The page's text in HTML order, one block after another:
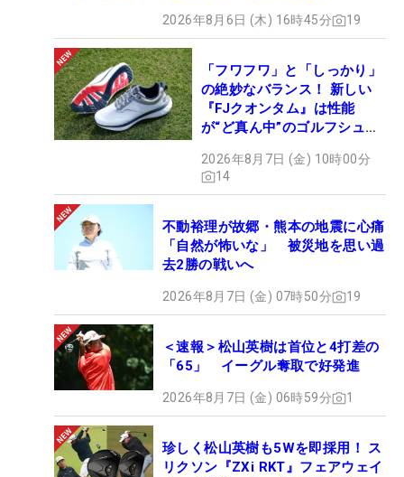
2026年8月6日 (木) 16時45分 19
「フワフワ」と「しっかり」
の絶妙なバランス！ 新しい
『FJクオンタム』は性能
が“ど真ん中”のゴルフシュー
2026年8月7日 (金) 10時00分
14
不動裕理が故郷・熊本の地震に心痛
「自然が怖いな」 被災地を思い過
去2勝の戦いへ
2026年8月7日 (金) 07時50分 19
＜速報＞松山英樹は首位と4打差の
「65」 イーグル奪取で好発進
2026年8月7日 (金) 06時59分 1
珍しく松山英樹も5Wを即採用！ ス
リクソン『ZXi RKT』フェアウェイ